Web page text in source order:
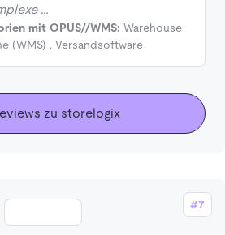
…
mit OPUS//WMS: Warehouse
(WMS) , Versandsoftware
zu storelogix
#7